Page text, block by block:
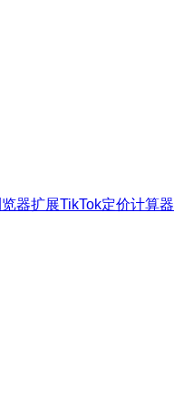
器扩展TikTok定价计算器